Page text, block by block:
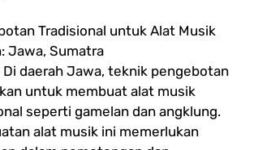
Tradisional untuk Alat Musik
Jawa, Sumatra
Di daerah Jawa, teknik pengebotan
untuk membuat alat musik
seperti gamelan dan angklung.
alat musik ini memerlukan